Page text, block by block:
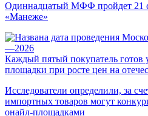
Одиннадцатый МФФ пройдет 21
«Манеже»
Каждый пятый покупатель готов
площадки при росте цен на
Исследователи определили, за
импортных товаров могут
онайл-площадками